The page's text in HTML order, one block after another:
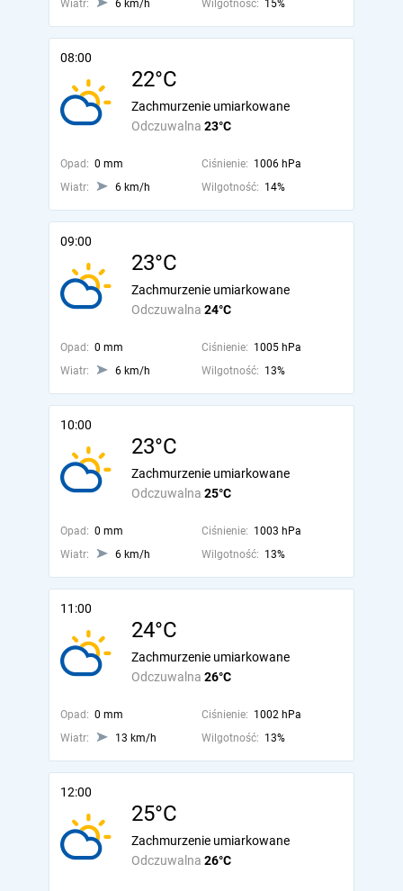
Wiatr: 6 km/h Wilgotność: 15%
08:00
22°C
Odczuwalna 23°C
Zachmurzenie umiarkowane
Opad: 0 mm Ciśnienie: 1006 hPa
Wiatr:
6 km/h Wilgotność: 14%
09:00
23°C
Odczuwalna 24°C
Zachmurzenie umiarkowane
Opad: 0 mm Ciśnienie: 1005 hPa
Wiatr:
6 km/h Wilgotność: 13%
10:00
23°C
Odczuwalna 25°C
Zachmurzenie umiarkowane
Opad: 0 mm Ciśnienie: 1003 hPa
Wiatr:
6 km/h Wilgotność: 13%
11:00
24°C
Odczuwalna 26°C
Zachmurzenie umiarkowane
Opad: 0 mm Ciśnienie: 1002 hPa
Wiatr:
13 km/h Wilgotność: 13%
12:00
25°C
Odczuwalna 26°C
Zachmurzenie umiarkowane